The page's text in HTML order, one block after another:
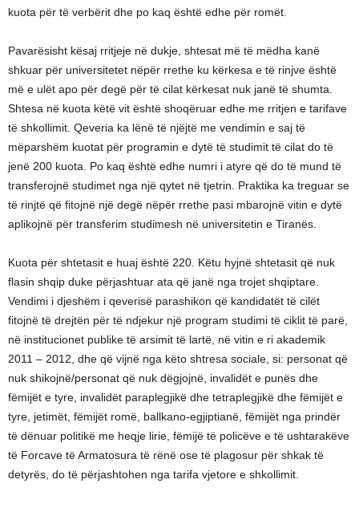
kuota për të verbërit dhe po kaq është edhe për romët.
Pavarësisht kësaj rritjeje në dukje, shtesat më të mëdha kanë
shkuar për universitetet nëpër rrethe ku kërkesa e të rinjve është
më e ulët apo për degë për të cilat kërkesat nuk janë të shumta.
Shtesa në kuota këtë vit është shoqëruar edhe me rritjen e tarifave
të shkollimit. Qeveria ka lënë të njëjtë me vendimin e saj të
mëparshëm kuotat për programin e dytë të studimit të cilat do të
jenë 200 kuota. Po kaq është edhe numri i atyre që do të mund të
transferojnë studimet nga një qytet në tjetrin. Praktika ka treguar se
të rinjtë që fitojnë një degë nëpër rrethe pasi mbarojnë vitin e dytë
aplikojnë për transferim studimesh në universitetin e Tiranës.
Kuota për shtetasit e huaj është 220. Këtu hyjnë shtetasit që nuk
flasin shqip duke përjashtuar ata që janë nga trojet shqiptare.
Vendimi i djeshëm i qeverisë parashikon që kandidatët të cilët
fitojnë të drejtën për të ndjekur një program studimi të ciklit të parë,
në institucionet publike të arsimit të lartë, në vitin e ri akademik
2011 – 2012, dhe që vijnë nga këto shtresa sociale, si: personat që
nuk shikojnë/personat që nuk dëgjojnë, invalidët e punës dhe
fëmijët e tyre, invalidët paraplegjikë dhe tetraplegjikë dhe fëmijët e
tyre, jetimët, fëmijët romë, ballkano-egjiptianë, fëmijët nga prindër
të dënuar politikë me heqje lirie, fëmijë të policëve e të ushtarakëve
të Forcave të Armatosura të rënë ose të plagosur për shkak të
detyrës, do të përjashtohen nga tarifa vjetore e shkollimit.